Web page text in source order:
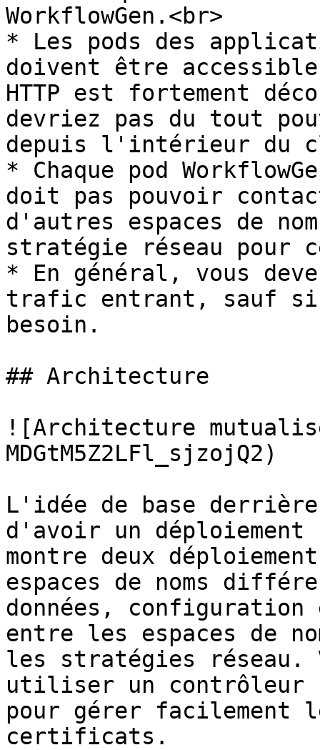
WorkflowGen.<br>
* Les pods des
doivent être
HTTP est fortement
devriez pas du tout
depuis l'intérieur du
* Chaque pod
doit pas pouvoir
d'autres espaces de
stratégie réseau pour
* En général, vous
trafic entrant, sauf si
besoin.
## Architecture
![Architecture
MDGtM5Z2LFl_sjzojQ2)
L'idée de base
d'avoir un déploiement
montre deux
espaces de noms
données,
entre les espaces de
les stratégies réseau.
utiliser un contrôleur
pour gérer facilement
certificats.